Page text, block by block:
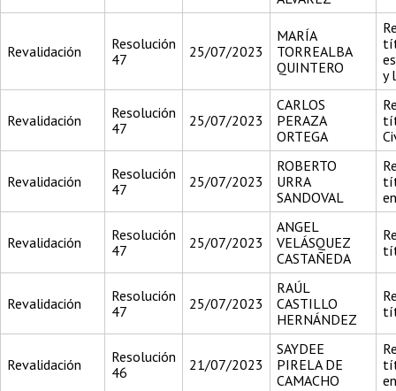
Revalidación
Resolución
47
25/07/2023
MARÍA
TORREALBA
QUINTERO
y
Revalidación
Resolución
47
25/07/2023
CARLOS
PERAZA
ORTEGA
Revalidación
Resolución
47
25/07/2023
ROBERTO
URRA
SANDOVAL
Revalidación
Resolución
47
25/07/2023
ANGEL
VELÁSQUEZ
CASTAÑEDA
Revalidación
Resolución
47
25/07/2023
RAÚL
CASTILLO
HERNÁNDEZ
Revalidación
Resolución
46
21/07/2023
SAYDEE
PIRELA DE
CAMACHO